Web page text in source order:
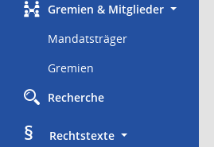
Gremien & Mitglieder
Mandatsträger
Gremien
Recherche
§
     Rechtstexte